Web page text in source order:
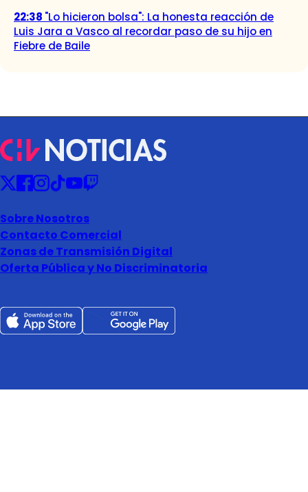
22:38 "Lo hicieron bolsa": La honesta reacción de
Luis Jara a Vasco al recordar paso de su hijo en
Fiebre de Baile
Sobre Nosotros
Contacto Comercial
Zonas de Transmisión Digital
Oferta Pública y No Discriminatoria